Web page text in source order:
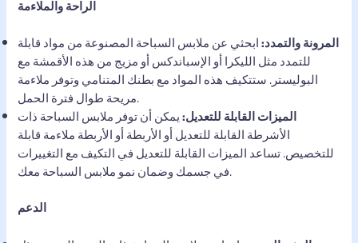
الراحة والملاءمة
المرونة والتمدد:ابحثي عن ملابس السباحة المصنوعة من مواد قابلة
للتمدد مثل الليكرا أو الإسباندكس أو مزيج من هذه الأقمشة مع
البوليستر. ستتكيف هذه المواد مع بطنك المتنامي وتوفر ملاءمة
مريحة طوال فترة الحمل.
الميزات القابلة للتعديل:يمكن أن توفر ملابس السباحة ذات
الأشرطة القابلة للتعديل أو الأربطة أو الأربطة ملاءمة قابلة
للتخصيص. تساعد الميزات القابلة للتعديل في التكيف مع التغييرات
في جسمك وضمان نمو ملابس السباحة معك.
الدعم